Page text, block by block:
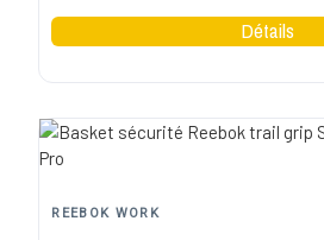
REEBOK WORK